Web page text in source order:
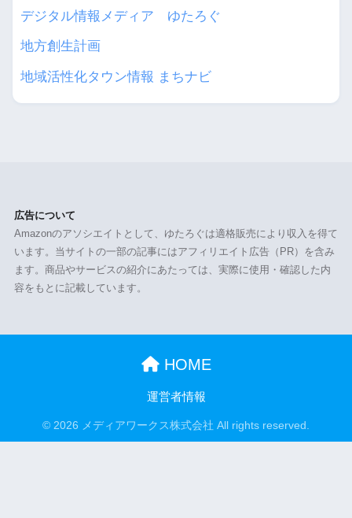
デジタル情報メディア ゆたろぐ
地方創生計画
地域活性化タウン情報 まちナビ
広告について
Amazonのアソシエイトとして、ゆたろぐは適格販売により収入を得て
います。当サイトの一部の記事にはアフィリエイト広告（PR）を含み
ます。商品やサービスの紹介にあたっては、実際に使用・確認した内
容をもとに記載しています。
HOME
運営者情報
© 2026 メディアワークス株式会社 All rights reserved.